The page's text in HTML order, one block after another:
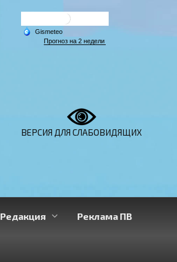
ВЕРСИЯ ДЛЯ СЛАБОВИДЯЩИХ
Редакция Реклама ПВ